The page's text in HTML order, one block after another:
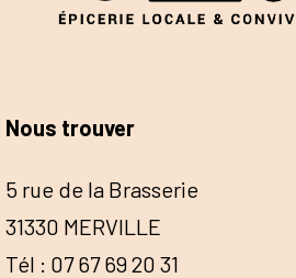
Nous trouver
5 rue de la Brasserie
31330 MERVILLE
Tél : 07 67 69 20 31